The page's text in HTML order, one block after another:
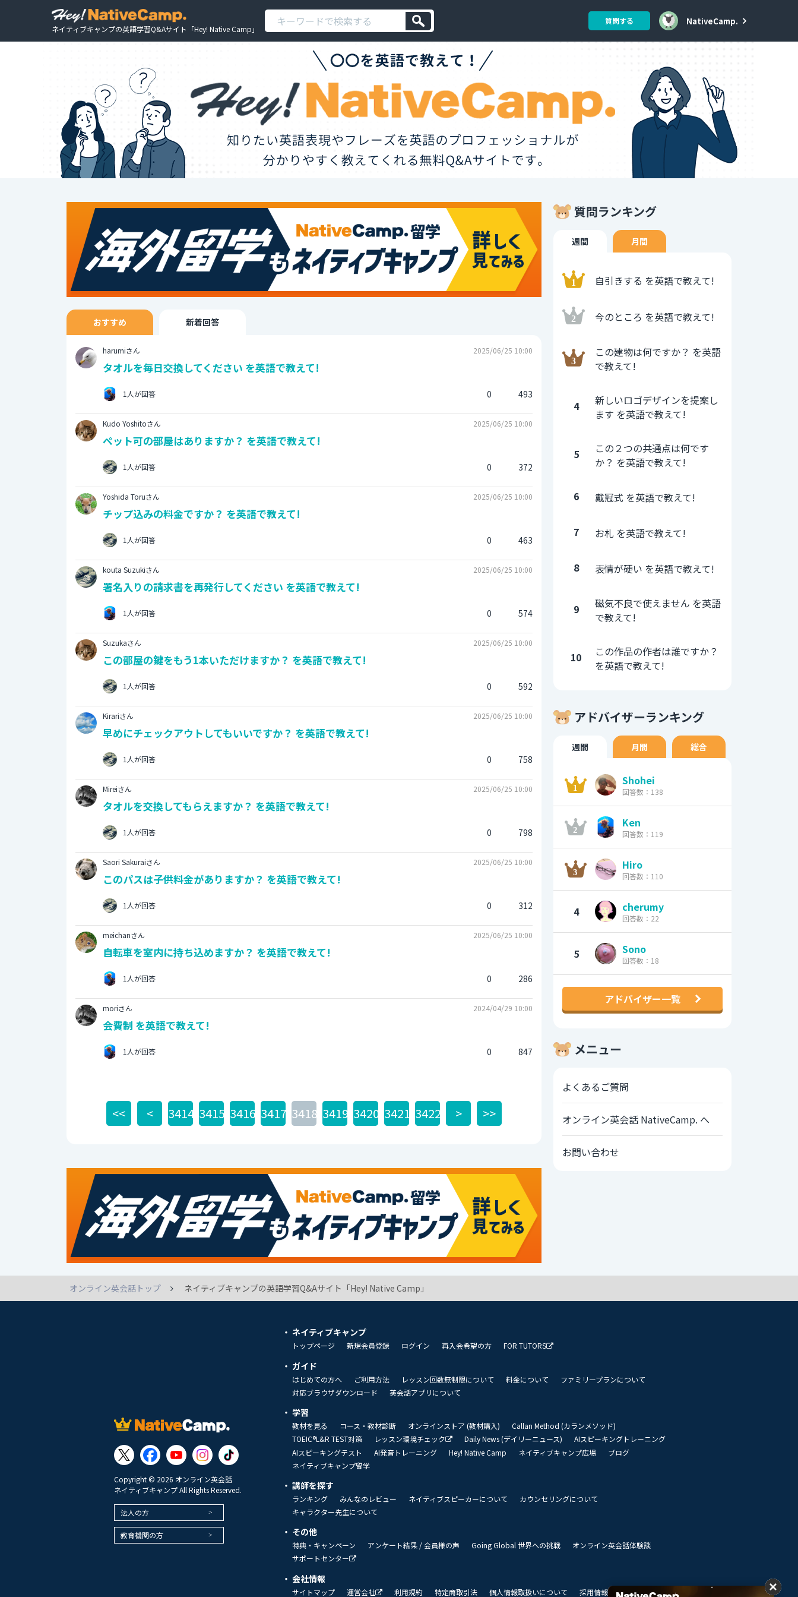
ネイティブキャンプの英語学習Q&Aサイト「Hey! Native Camp」
質問する NativeCamp.
おすすめ 新着回答
harumiさん 2025/06/25 10:00
タオルを毎日交換してください を英語で教えて!
1人が回答 0 493
Kudo Yoshitoさん 2025/06/25 10:00
ペット可の部屋はありますか？ を英語で教えて!
1人が回答 0 372
Yoshida Toruさん 2025/06/25 10:00
チップ込みの料金ですか？ を英語で教えて!
1人が回答 0 463
kouta Suzukiさん 2025/06/25 10:00
署名入りの請求書を再発行してください を英語で教えて!
1人が回答 0 574
Suzukaさん 2025/06/25 10:00
この部屋の鍵をもう1本いただけますか？ を英語で教えて!
1人が回答 0 592
Kirariさん 2025/06/25 10:00
早めにチェックアウトしてもいいですか？ を英語で教えて!
1人が回答 0 758
Mireiさん 2025/06/25 10:00
タオルを交換してもらえますか？ を英語で教えて!
1人が回答 0 798
Saori Sakuraiさん 2025/06/25 10:00
このパスは子供料金がありますか？ を英語で教えて!
1人が回答 0 312
meichanさん 2025/06/25 10:00
自転車を室内に持ち込めますか？ を英語で教えて!
1人が回答 0 286
moriさん 2024/04/29 10:00
会費制 を英語で教えて!
1人が回答 0 847
<< < 3414 3415 3416 3417 3418 3419 3420 3421 3422 > >>
質問ランキング
週間 月間
自引きする を英語で教えて!
今のところ を英語で教えて!
この建物は何ですか？ を英語
で教えて!
4
新しいロゴデザインを提案し
ます を英語で教えて!
5
この２つの共通点は何です
か？ を英語で教えて!
6 戴冠式 を英語で教えて!
7 お札 を英語で教えて!
8 表情が硬い を英語で教えて!
9
磁気不良で使えません を英語
で教えて!
10
この作品の作者は誰ですか？
を英語で教えて!
アドバイザーランキング
週間 月間 総合
Shohei
回答数：138
Ken
回答数：119
Hiro
回答数：110
4 cherumy
回答数：22
5 Sono
回答数：18
アドバイザー一覧
メニュー
よくあるご質問
オンライン英会話 NativeCamp. へ
お問い合わせ
オンライン英会話トップ ネイティブキャンプの英語学習Q&Aサイト「Hey! Native Camp」
Copyright © 2026 オンライン英会話
ネイティブキャンプ All Rights Reserved.
法人の方
教育機関の方
ネイティブキャンプ
トップページ 新規会員登録 ログイン 再入会希望の方 FOR TUTORS
ガイド
はじめての方へ ご利用方法 レッスン回数無制限について 料金について
ファミリープランについて
対応ブラウザダウンロード
英会話アプリについて
学習
教材を見る コース・教材診断 オンラインストア (教材購入)
Callan Method (カランメソッド)
TOEIC®L&R TEST対策
レッスン環境チェック Daily News (デイリーニュース)
AIスピーキングトレーニング
AIスピーキングテスト
AI発音トレーニング Hey! Native Camp ネイティブキャンプ広場
ブログ
ネイティブキャンプ留学
講師を探す
ランキング みんなのレビュー ネイティブスピーカーについて
カウンセリングについて
キャラクター先生について
その他
特典・キャンペーン アンケート結果 / 会員様の声 Going Global 世界への挑戦
オンライン英会話体験談
サポートセンター
会社情報
サイトマップ 運営会社 利用規約 特定商取引法 個人情報取扱いについて 採用情報 私達のビジョン